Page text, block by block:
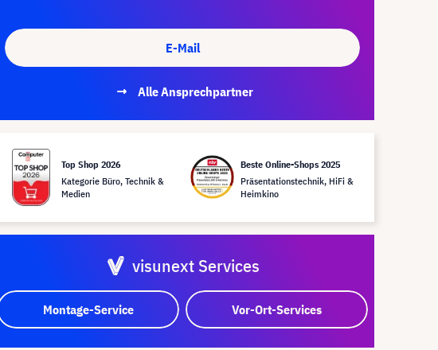
E-Mail
Alle Ansprechpartner
Top Shop 2026
Kategorie Büro, Technik &
Medien
Beste Online-Shops 2025
Präsentationstechnik, HiFi &
Heimkino
visunext Services
Montage-Service Vor-Ort-Services